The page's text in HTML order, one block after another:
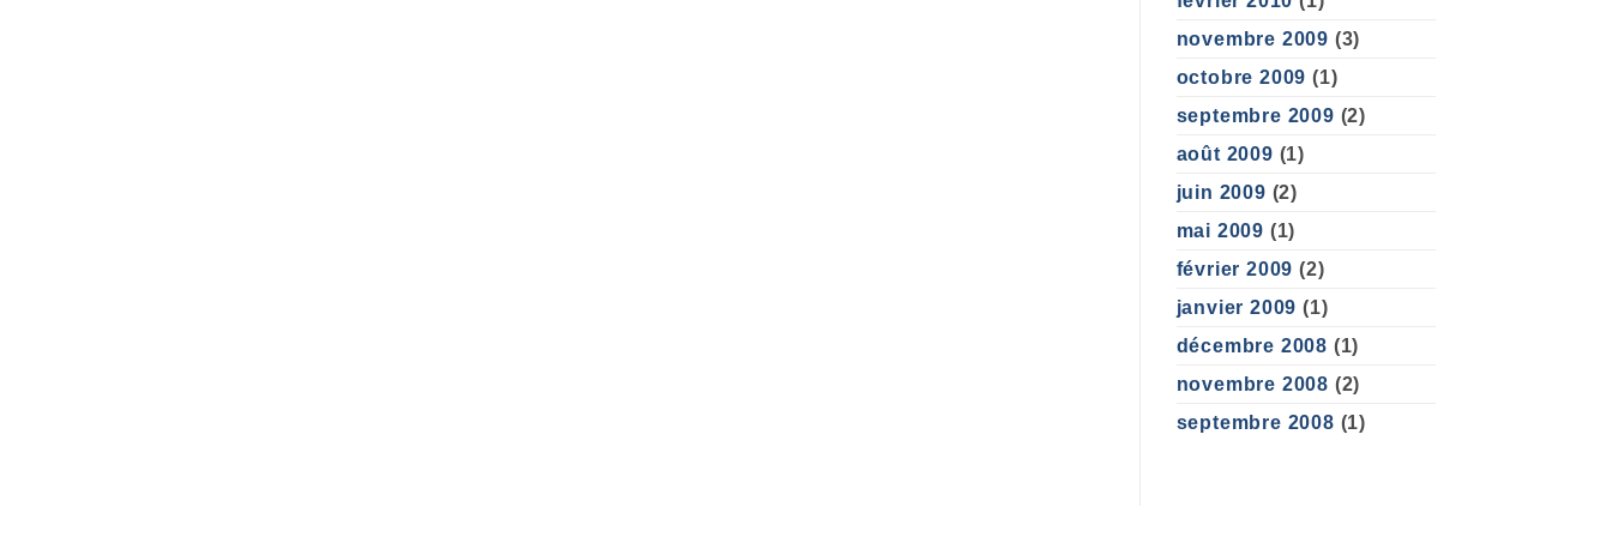
novembre 2009 (3)
octobre 2009 (1)
septembre 2009 (2)
août 2009 (1)
juin 2009 (2)
mai 2009 (1)
février 2009 (2)
janvier 2009 (1)
décembre 2008 (1)
novembre 2008 (2)
septembre 2008 (1)